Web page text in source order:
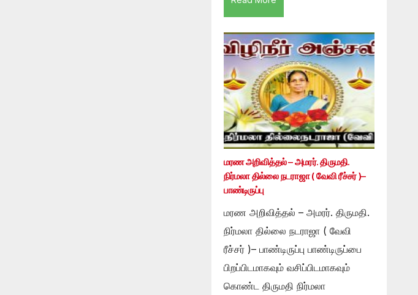
மரண அறிவித்தல் – அமரர். திருமதி.
நிர்மலா தில்லை நடராஜா ( வேவி ரீச்சர் )–
பாண்டிருப்பு
மரண அறிவித்தல் – அமரர். திருமதி.
நிர்மலா தில்லை நடராஜா ( வேவி
ரீச்சர் )– பாண்டிருப்பு பாண்டிருப்பை
பிறப்பிடமாகவும் வசிப்பிடமாகவும்
கொண்ட திருமதி நிர்மலா